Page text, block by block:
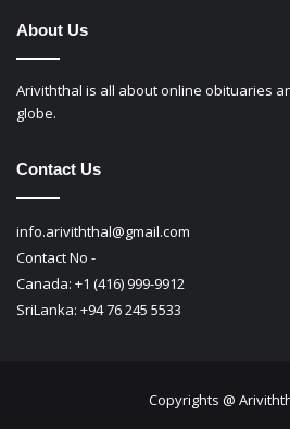
About Us
Ariviththal is all about online obituaries
globe.
Contact Us
info.ariviththal@gmail.com
Contact No -
Canada: +1 (416) 999-9912
SriLanka: +94 76 245 5533
Copyrights @